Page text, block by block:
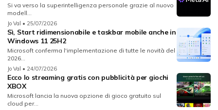
Si va verso la superintelligenza personale grazie al nuovo
modell...
Jo Val • 25/07/2026
Sì, Start ridimensionabile e taskbar mobile anche in
Windows 11 25H2
Microsoft conferma l'implementazione di tutte le novità del
2026...
Jo Val • 24/07/2026
Ecco lo streaming gratis con pubblicità per giochi
XBOX
Microsoft lancia la nuova opzione di gioco gratuito sul
cloud per...